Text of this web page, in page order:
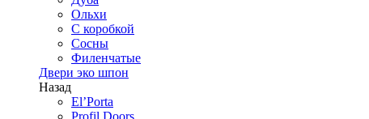
Ольхи
С коробкой
Сосны
Филенчатые
Двери эко шпон
Назад
El’Porta
Profil Doors